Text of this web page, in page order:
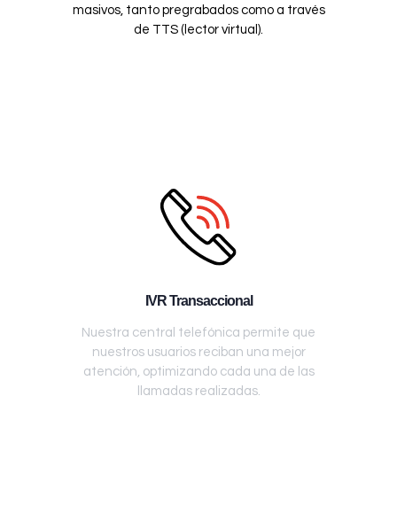
masivos, tanto pregrabados como a través
de TTS (lector virtual).
IVR Transaccional
Nuestra central telefónica permite que
nuestros usuarios reciban una mejor
atención, optimizando cada una de las
llamadas realizadas.